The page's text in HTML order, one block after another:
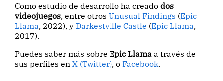
Como estudio de desarrollo ha creadodos
videojuegos, entre otrosUnusual Findings (Epic
Llama, 2022), yDarkestville Castle (Epic Llama,
2017).
Puedes saber más sobreEpic Llama a través de
sus perfiles enX (Twitter), oFacebook.